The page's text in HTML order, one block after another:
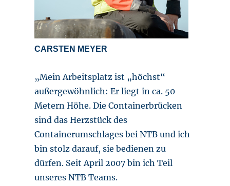
CARSTEN MEYER
„Mein Arbeitsplatz ist „höchst“
außergewöhnlich: Er liegt in ca. 50
Metern Höhe. Die Containerbrücken
sind das Herzstück des
Containerumschlages bei NTB und ich
bin stolz darauf, sie bedienen zu
dürfen. Seit April 2007 bin ich Teil
unseres NTB Teams.